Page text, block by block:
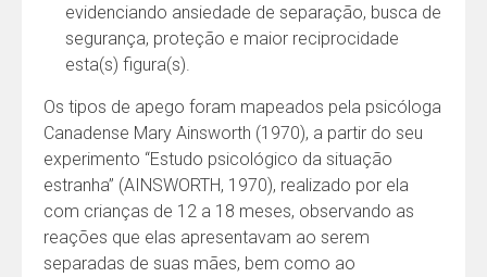
evidenciando ansiedade de separação, busca de
segurança, proteção e maior reciprocidade
esta(s) figura(s).
Os tipos de apego foram mapeados pela psicóloga
Canadense Mary Ainsworth (1970), a partir do seu
experimento “Estudo psicológico da situação
estranha” (AINSWORTH, 1970), realizado por ela
com crianças de 12 a 18 meses, observando as
reações que elas apresentavam ao serem
separadas de suas mães, bem como ao